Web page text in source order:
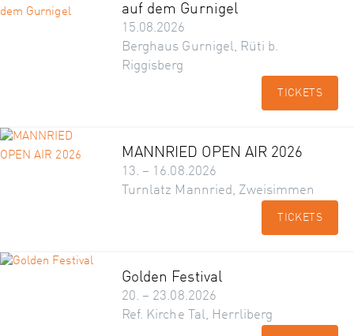
auf dem Gurnigel
15.08.2026
Berghaus Gurnigel, Rüti b.
Riggisberg
TICKETS
MANNRIED OPEN AIR 2026
13. – 16.08.2026
Turnlatz Mannried, Zweisimmen
TICKETS
Golden Festival
20. – 23.08.2026
Ref. Kirche Tal, Herrliberg